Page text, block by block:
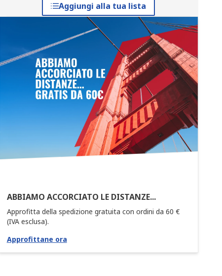
Aggiungi alla tua lista
ABBIAMO ACCORCIATO LE DISTANZE...
Approfitta della spedizione gratuita con ordini da 60 €
(IVA esclusa).
Approfittane ora